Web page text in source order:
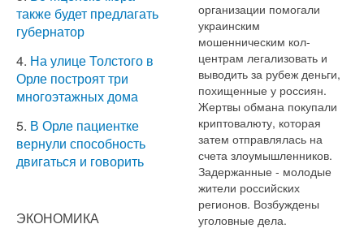
также будет предлагать
губернатор
4. На улице Толстого в
Орле построят три
многоэтажных дома
5. В Орле пациентке
вернули способность
двигаться и говорить
ЭКОНОМИКА
организации помогали
украинским
мошенническим кол-
центрам легализовать и
выводить за рубеж деньги,
похищенные у россиян.
Жертвы обмана покупали
криптовалюту, которая
затем отправлялась на
счета злоумышленников.
Задержанные - молодые
жители российских
регионов. Возбуждены
уголовные дела.